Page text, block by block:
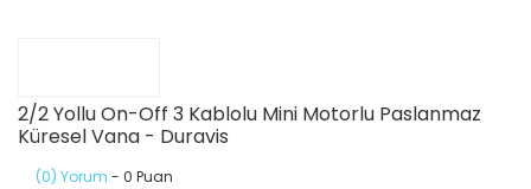
2/2 Yollu On-Off 3 Kablolu Mini Motorlu Paslanmaz
Küresel Vana - Duravis
(0) Yorum - 0 Puan